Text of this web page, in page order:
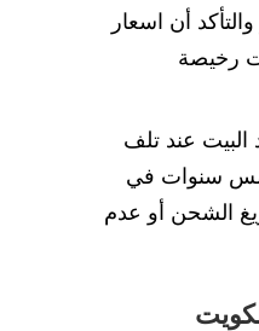
أن اسعار
رخيصة
عند تلف
سنوات في
الشحن أو عدم